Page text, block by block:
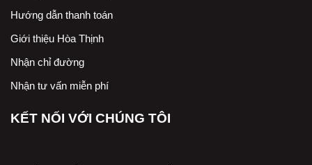
Hướng dẫn thanh toán
Giới thiệu Hòa Thịnh
Nhận chỉ đường
Nhận tư vấn miễn phí
KẾT NỐI VỚI CHÚNG TÔI